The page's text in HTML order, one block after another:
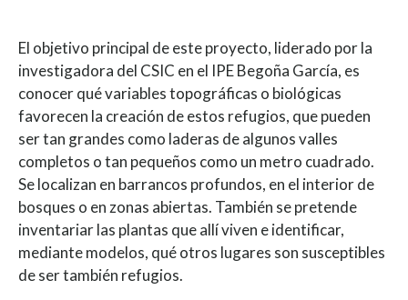
El objetivo principal de este proyecto, liderado por la
investigadora del CSIC en el IPE Begoña García, es
conocer qué variables topográficas o biológicas
favorecen la creación de estos refugios, que pueden
ser tan grandes como laderas de algunos valles
completos o tan pequeños como un metro cuadrado.
Se localizan en barrancos profundos, en el interior de
bosques o en zonas abiertas. También se pretende
inventariar las plantas que allí viven e identificar,
mediante modelos, qué otros lugares son susceptibles
de ser también refugios.